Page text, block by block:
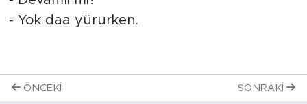
- Yok daa yürurken.
ÖNCEKI SONRAKI